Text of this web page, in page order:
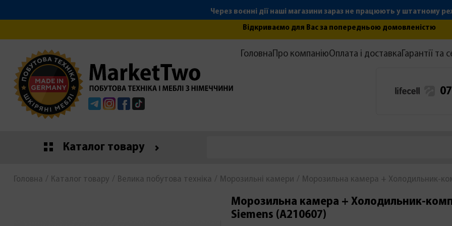
Через воєнні дії наші магазини зараз не працюють у штатному
Відкриваємо для Вас за попередньою домовленістю
TelegramInstagramFacebook
ГоловнаПро компаніюОплата і доставкаГарантії та
Каталог товару
Головна Каталог товару Велика побутова техніка Морозильні камери Морозильна камера + Холодильник-
Морозильна камера + Холодильник-
Siemens (А210607)